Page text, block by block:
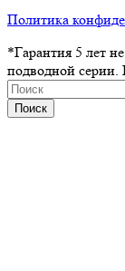
Политика
*Гарантия 5 лет
подводной серии.
Поиск